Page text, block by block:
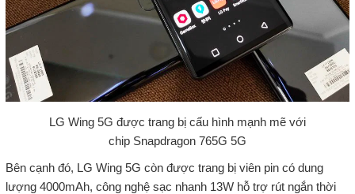
LG Wing 5G được trang bị cấu hình mạnh mẽ với
chip Snapdragon 765G 5G
Bên cạnh đó, LG Wing 5G còn được trang bị viên pin có dung
lượng 4000mAh, công nghệ sạc nhanh 13W hỗ trợ rút ngắn thời